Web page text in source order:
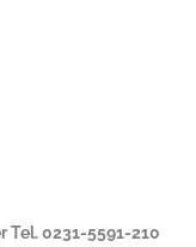
Tel. 0231-5591-210